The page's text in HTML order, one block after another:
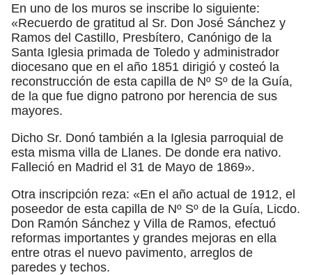
En uno de los muros se inscribe lo siguiente:
«Recuerdo de gratitud al Sr. Don José Sánchez y
Ramos del Castillo, Presbítero, Canónigo de la
Santa Iglesia primada de Toledo y administrador
diocesano que en el año 1851 dirigió y costeó la
reconstrucción de esta capilla de Nº Sº de la Guía,
de la que fue digno patrono por herencia de sus
mayores.
Dicho Sr. Donó también a la Iglesia parroquial de
esta misma villa de Llanes. De donde era nativo.
Falleció en Madrid el 31 de Mayo de 1869».
Otra inscripción reza: «En el año actual de 1912, el
poseedor de esta capilla de Nº Sº de la Guía, Licdo.
Don Ramón Sánchez y Villa de Ramos, efectuó
reformas importantes y grandes mejoras en ella
entre otras el nuevo pavimento, arreglos de
paredes y techos.